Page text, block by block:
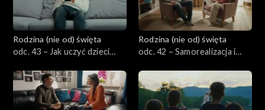
Rodzina (nie od) święta
odc. 43 – Jak uczyć dzieci
natychmiastowej
gratyfikacji?
Rodzina (nie od) święta
odc. 42 – Samorealizacja i
małżeństwie. Czy jest
możliwe i potrzebne?